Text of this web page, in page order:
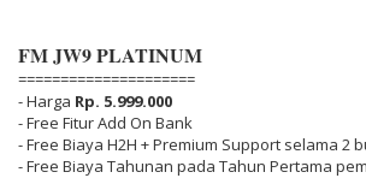
FM JW9 PLATINUM
=====================
- Harga Rp. 5.999.000
- Free Fitur Add On Bank
- Free Biaya H2H + Premium Support selama 2
- Free Biaya Tahunan pada Tahun Pertama